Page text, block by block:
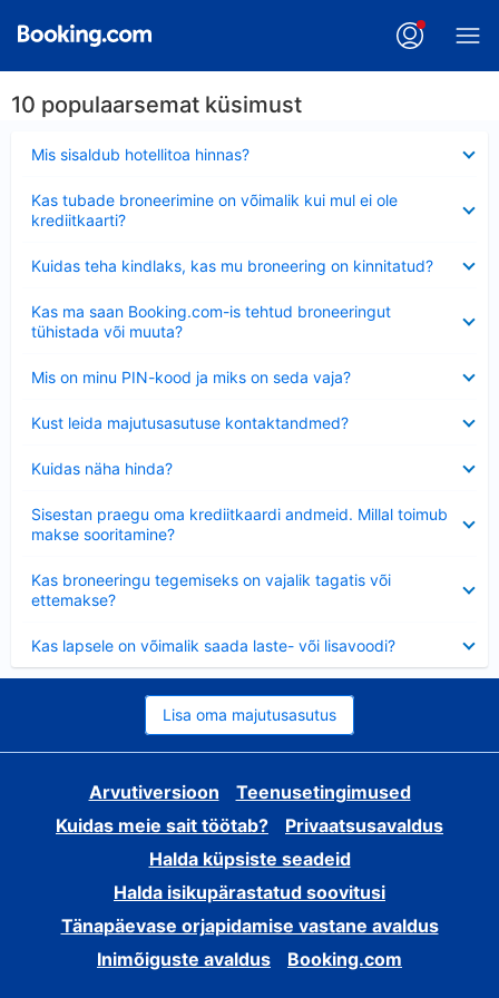
10 populaarsemat küsimust
Mis sisaldub hotellitoa hinnas?
Kas tubade broneerimine on võimalik kui mul ei ole
krediitkaarti?
Kuidas teha kindlaks, kas mu broneering on kinnitatud?
Kas ma saan Booking.com-is tehtud broneeringut
tühistada või muuta?
Mis on minu PIN-kood ja miks on seda vaja?
Kust leida majutusasutuse kontaktandmed?
Kuidas näha hinda?
Sisestan praegu oma krediitkaardi andmeid. Millal toimub
makse sooritamine?
Kas broneeringu tegemiseks on vajalik tagatis või
ettemakse?
Kas lapsele on võimalik saada laste- või lisavoodi?
Lisa oma majutusasutus
Arvutiversioon
Teenusetingimused
Kuidas meie sait töötab?
Privaatsusavaldus
Halda küpsiste seadeid
Halda isikupärastatud soovitusi
Tänapäevase orjapidamise vastane avaldus
Inimõiguste avaldus
Booking.com